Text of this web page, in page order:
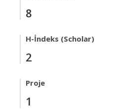
8
H-İndeks (Scholar)
2
Proje
1